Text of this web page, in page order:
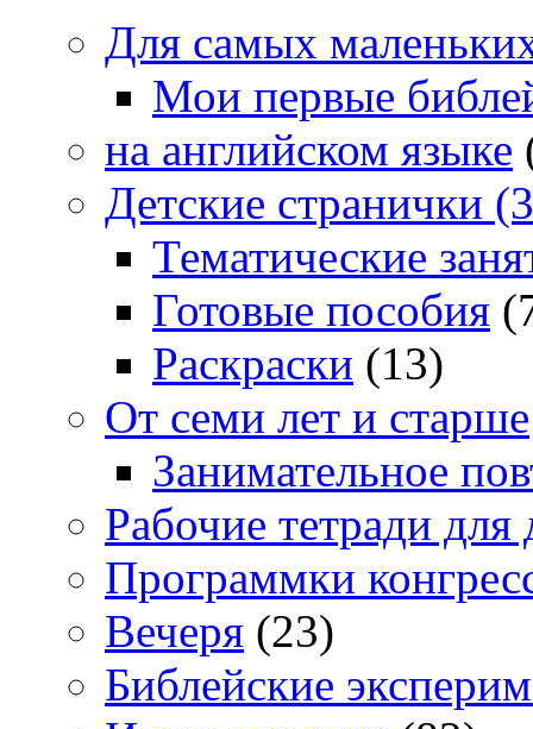
Для самых
Мои первые
на английском языке
Детские странички
Тематические
Готовые пособия
Раскраски (13)
От семи лет и старше
Занимательное
Рабочие тетради для
Программки
Вечеря (23)
Библейские